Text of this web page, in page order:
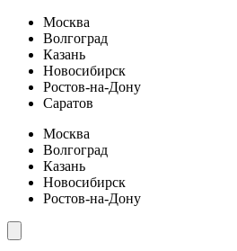
Москва
Волгоград
Казань
Новосибирск
Ростов-на-Дону
Саратов
Москва
Волгоград
Казань
Новосибирск
Ростов-на-Дону